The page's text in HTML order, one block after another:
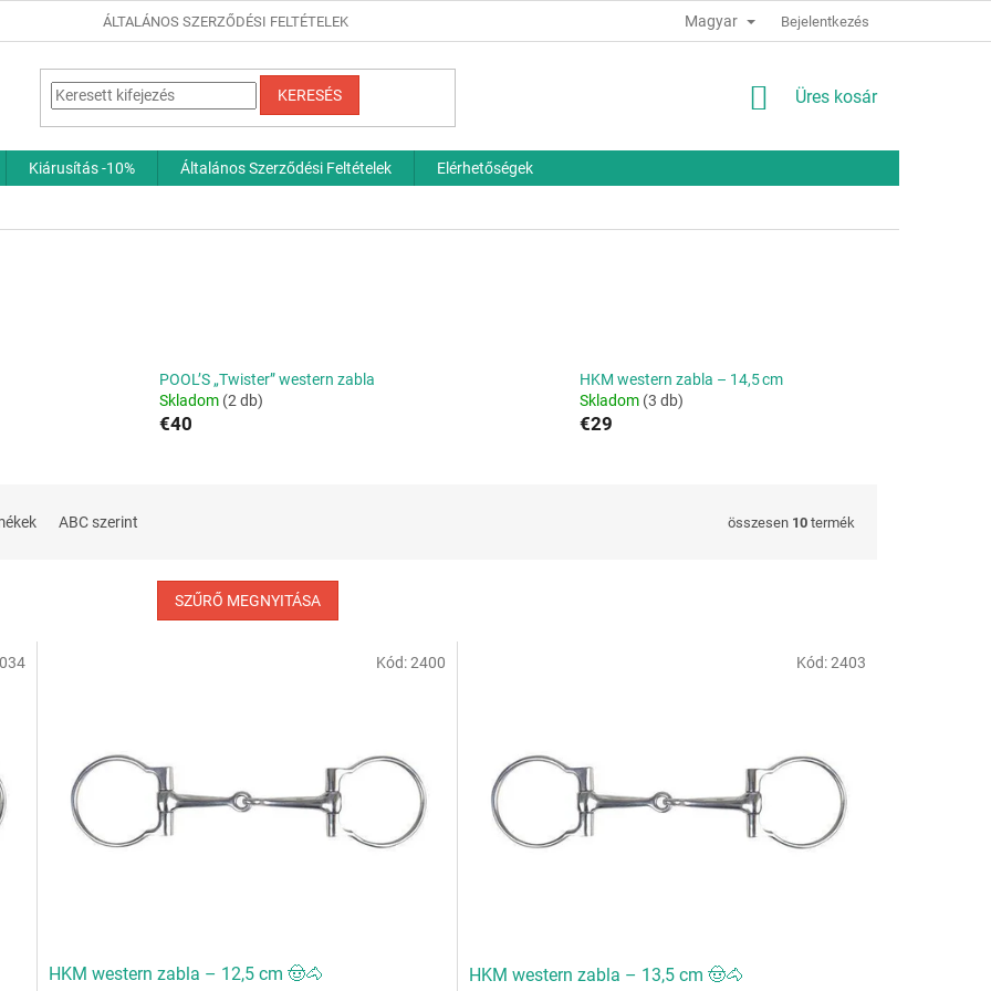
ÁLTALÁNOS SZERZŐDÉSI FELTÉTELEK Magyar Bejelentkezés
KERESÉS KOSÁR
Üres kosár
Kiárusítás -10% Általános Szerződési Feltételek Elérhetőségek
POOL’S „Twister” western zabla
Skladom (2 db)
€40
HKM western zabla – 14,5 cm
Skladom (3 db)
€29
ABC szerint összesen 10 termék
SZŰRŐ MEGNYITÁSA
HKM western zabla – 12,5 cm 🤠🐴
Kód:2400
HKM western zabla – 13,5 cm 🤠🐴
Kód:2403